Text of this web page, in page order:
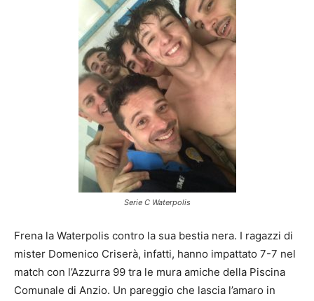
Serie C Waterpolis
Frena la Waterpolis contro la sua bestia nera. I ragazzi di
mister Domenico Criserà, infatti, hanno impattato 7-7 nel
match con l’Azzurra 99 tra le mura amiche della Piscina
Comunale di Anzio. Un pareggio che lascia l’amaro in